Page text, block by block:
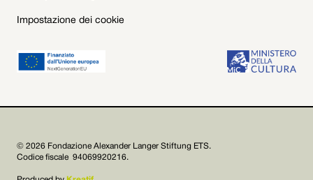
Impostazione dei cookie
© 2026 Fondazione Alexander Langer Stiftung ETS.
Codice fiscale 94069920216.